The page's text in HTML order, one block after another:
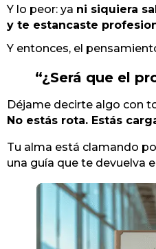
Y lo peor: ya ni siquiera
y te estancaste
Y entonces, el
“¿Será que el
Déjame decirte algo con
No estás rota. Estás
Tu alma está clamando
una guía que te devuelva